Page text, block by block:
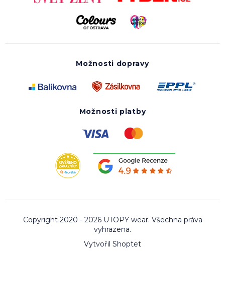
Možnosti dopravy
Možnosti platby
Vytvořil Shoptet
Copyright 2020 - 2026 UTOPY wear. Všechna práva
vyhrazena.